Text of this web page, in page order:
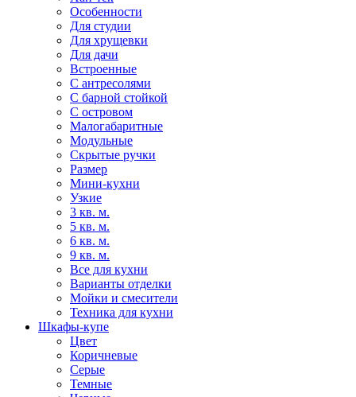
Особенности
Для студии
Для хрущевки
Для дачи
Встроенные
С антресолями
С барной стойкой
С островом
Малогабаритные
Модульные
Скрытые ручки
Размер
Мини-кухни
Узкие
3 кв. м.
5 кв. м.
6 кв. м.
9 кв. м.
Все для кухни
Варианты отделки
Мойки и смесители
Техника для кухни
Шкафы-купе
Цвет
Коричневые
Серые
Темные